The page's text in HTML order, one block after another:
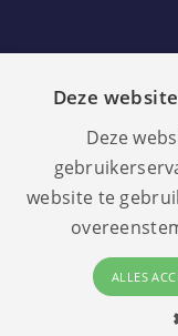
Taal:
Deze
Deze
website te
ALLES